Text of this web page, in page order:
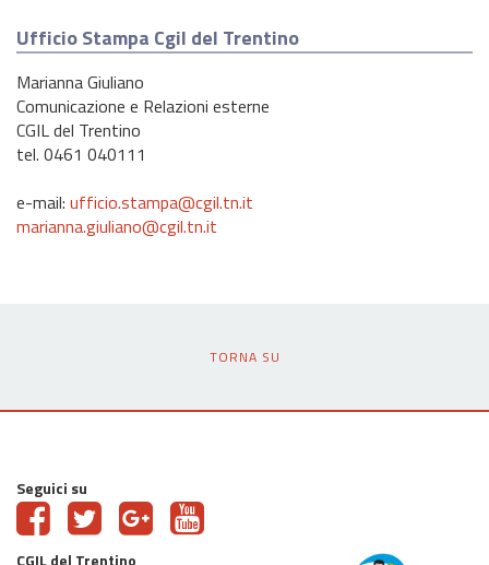
Ufficio Stampa Cgil del Trentino
Marianna Giuliano
Comunicazione e Relazioni esterne
CGIL del Trentino
tel. 0461 040111
e-mail: ufficio.stampa@cgil.tn.it
marianna.giuliano@cgil.tn.it
TORNA SU
Seguici su
CGIL del Trentino